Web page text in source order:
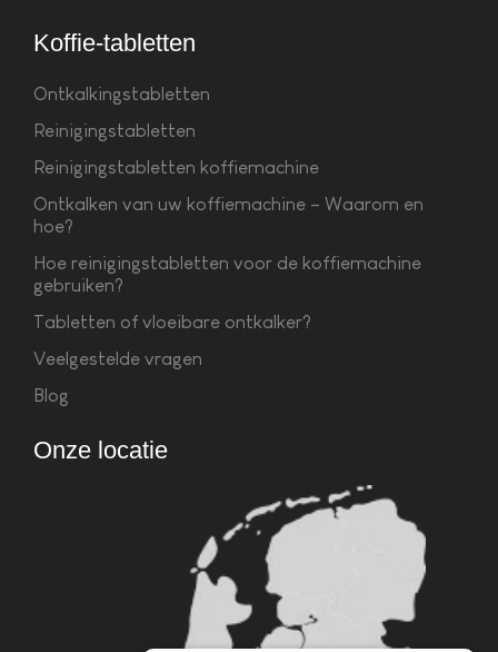
Koffie-tabletten
Ontkalkingstabletten
Reinigingstabletten
Reinigingstabletten koffiemachine
Ontkalken van uw koffiemachine – Waarom en
hoe?
Hoe reinigingstabletten voor de koffiemachine
gebruiken?
Tabletten of vloeibare ontkalker?
Veelgestelde vragen
Blog
Onze locatie